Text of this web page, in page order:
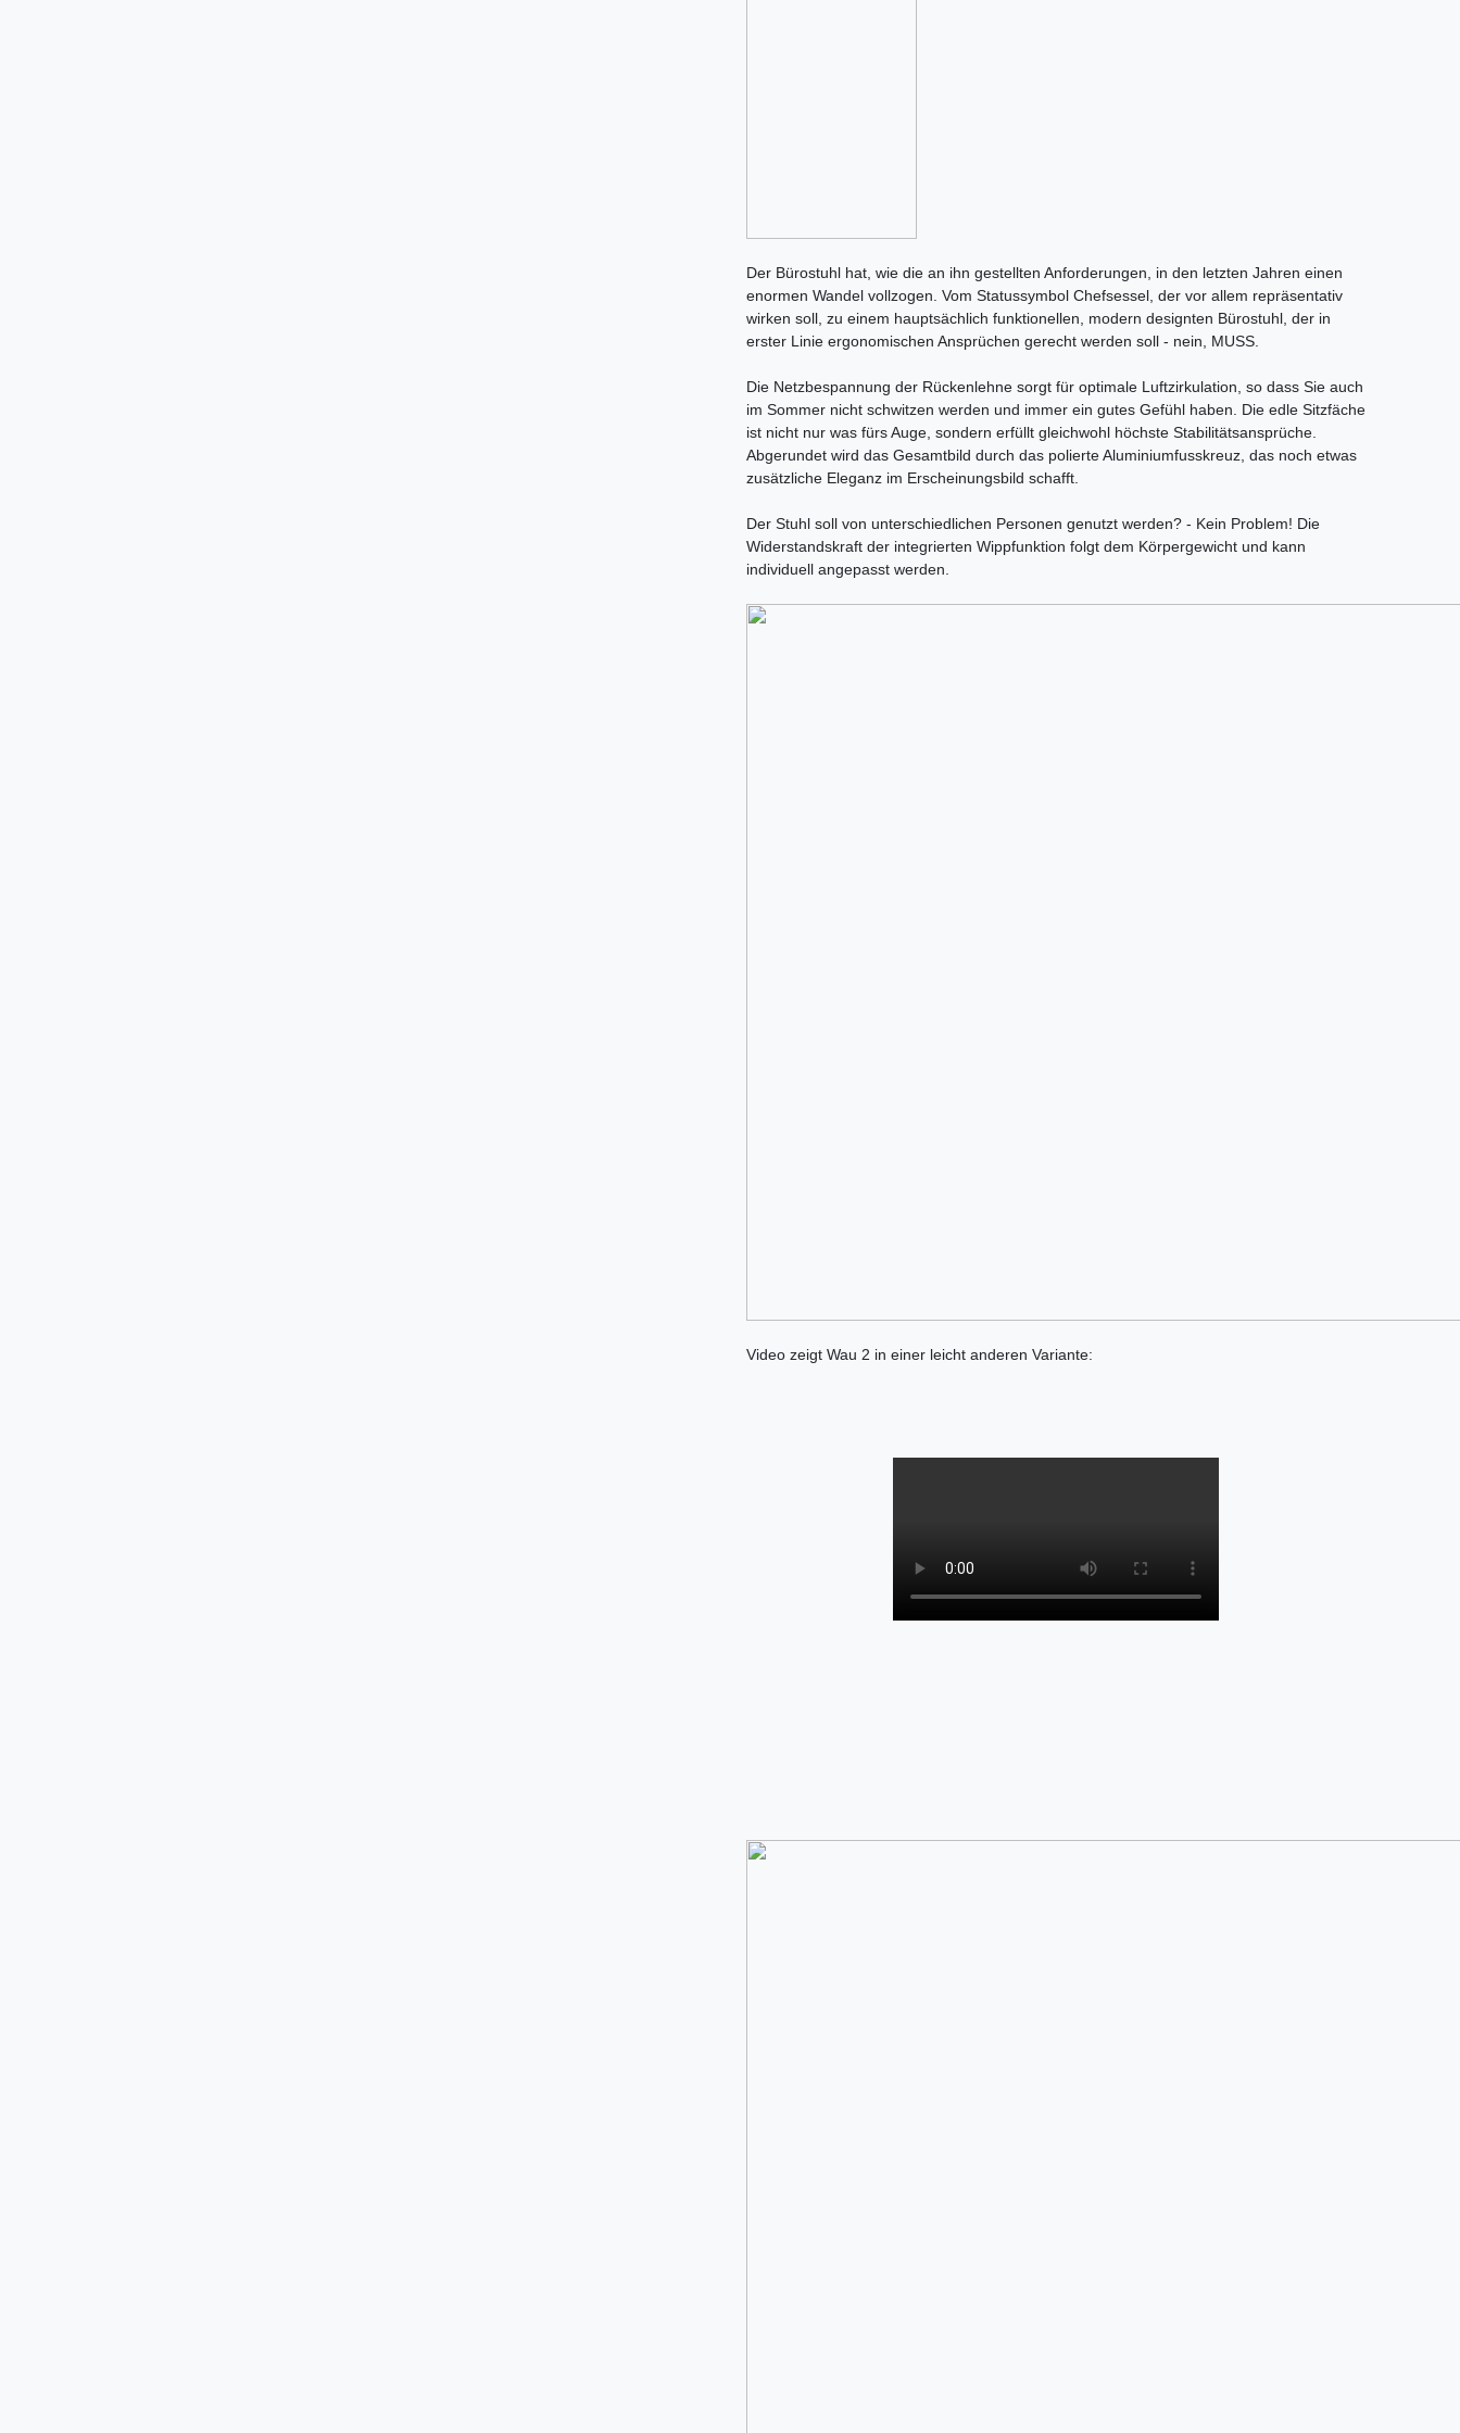
Der Bürostuhl hat, wie die an ihn gestellten Anforderungen, in den letzten Jahren einen
enormen Wandel vollzogen. Vom Statussymbol Chefsessel, der vor allem repräsentativ
wirken soll, zu einem hauptsächlich funktionellen, modern designten Bürostuhl, der in
erster Linie ergonomischen Ansprüchen gerecht werden soll - nein, MUSS.
Die Netzbespannung der Rückenlehne sorgt für optimale Luftzirkulation, so dass Sie auch
im Sommer nicht schwitzen werden und immer ein gutes Gefühl haben. Die edle Sitzfäche
ist nicht nur was fürs Auge, sondern erfüllt gleichwohl höchste Stabilitätsansprüche.
Abgerundet wird das Gesamtbild durch das polierte Aluminiumfusskreuz, das noch etwas
zusätzliche Eleganz im Erscheinungsbild schafft.
Der Stuhl soll von unterschiedlichen Personen genutzt werden? - Kein Problem! Die
Widerstandskraft der integrierten Wippfunktion folgt dem Körpergewicht und kann
individuell angepasst werden.
Video zeigt Wau 2 in einer leicht anderen Variante: